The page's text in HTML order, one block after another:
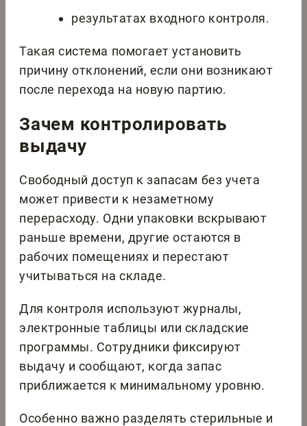
результатах входного контроля.
Такая система помогает установить
причину отклонений, если они возникают
после перехода на новую партию.
Зачем контролировать
выдачу
Свободный доступ к запасам без учета
может привести к незаметному
перерасходу. Одни упаковки вскрывают
раньше времени, другие остаются в
рабочих помещениях и перестают
учитываться на складе.
Для контроля используют журналы,
электронные таблицы или складские
программы. Сотрудники фиксируют
выдачу и сообщают, когда запас
приближается к минимальному уровню.
Особенно важно разделять стерильные и